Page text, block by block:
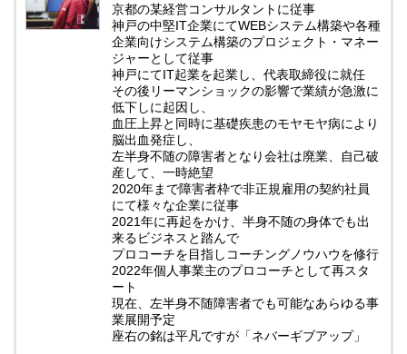
京都の某経営コンサルタントに従事
神戸の中堅IT企業にてWEBシステム構築や各種
企業向けシステム構築のプロジェクト・マネー
ジャーとして従事
神戸にてIT起業を起業し、代表取締役に就任
その後リーマンショックの影響で業績が急激に
低下しに起因し、
血圧上昇と同時に基礎疾患のモヤモヤ病により
脳出血発症し、
左半身不随の障害者となり会社は廃業、自己破
産して、一時絶望
2020年まで障害者枠で非正規雇用の契約社員
にて様々な企業に従事
2021年に再起をかけ、半身不随の身体でも出
来るビジネスと踏んで
プロコーチを目指しコーチングノウハウを修行
2022年個人事業主のプロコーチとして再スタ
ート
現在、左半身不随障害者でも可能なあらゆる事
業展開予定
座右の銘は平凡ですが「ネバーギブアップ」